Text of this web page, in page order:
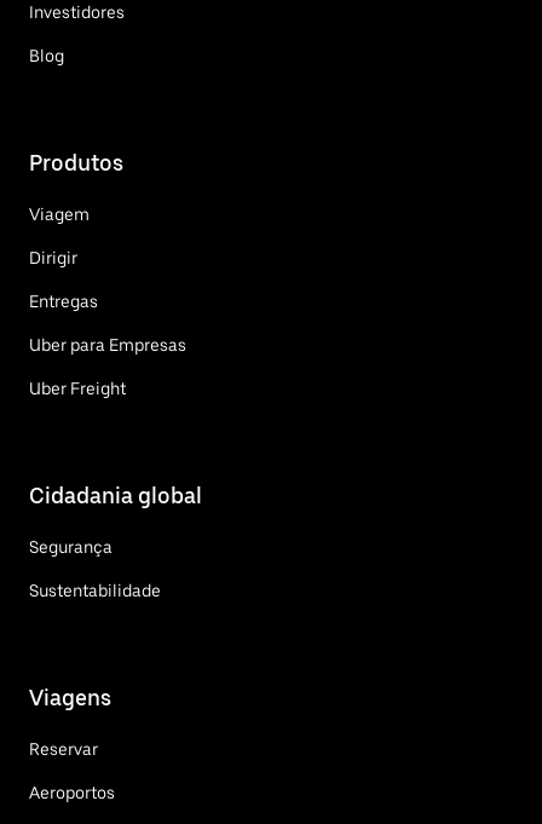
Investidores
Blog
Produtos
Viagem
Dirigir
Entregas
Uber para Empresas
Uber Freight
Cidadania global
Segurança
Sustentabilidade
Viagens
Reservar
Aeroportos